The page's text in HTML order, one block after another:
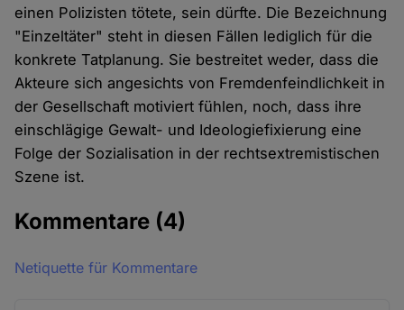
einen Polizisten tötete, sein dürfte. Die Bezeichnung
"Einzeltäter" steht in diesen Fällen lediglich für die
konkrete Tatplanung. Sie bestreitet weder, dass die
Akteure sich angesichts von Fremdenfeindlichkeit in
der Gesellschaft motiviert fühlen, noch, dass ihre
einschlägige Gewalt- und Ideologiefixierung eine
Folge der Sozialisation in der rechtsextremistischen
Szene ist.
Kommentare (4)
Netiquette für Kommentare